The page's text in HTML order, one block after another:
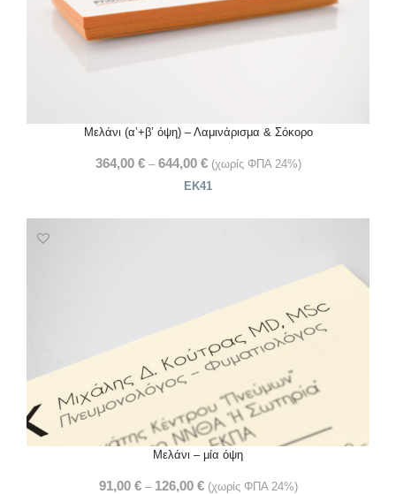
Μελάνι (α’+β’ όψη) – Λαμινάρισμα & Σόκορο
364,00 € – 644,00 € (χωρίς ΦΠΑ 24%)
ΕΚ41
Μελάνι – μία όψη
91,00 € – 126,00 € (χωρίς ΦΠΑ 24%)